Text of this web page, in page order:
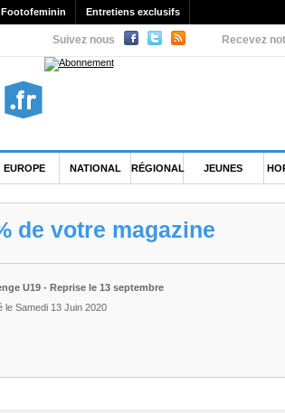
Footofeminin Entretiens exclusifs
Suivez nous Recevez
EUROPE NATIONAL RÉGIONAL JEUNES
de votre magazine
U19 - Reprise le 13 septembre
le Samedi 13 Juin 2020